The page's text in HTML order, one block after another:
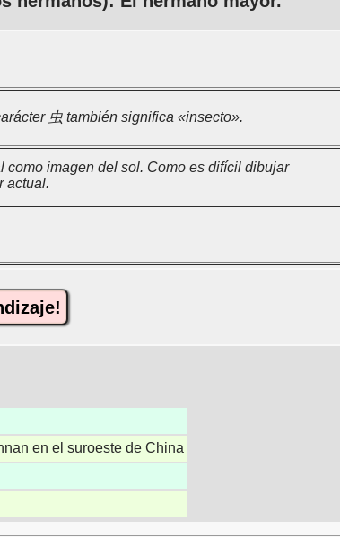
虫 también significa «insecto».
como imagen del sol. Como es difícil dibujar
actual.
en el suroeste de China